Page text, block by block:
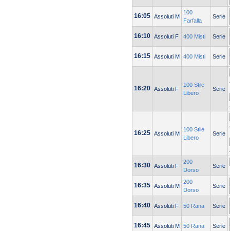
16:05 Assoluti M
100
Farfalla
Serie
16:10 Assoluti F 400 Misti Serie
16:15 Assoluti M 400 Misti Serie
16:20 Assoluti F
100 Stile
Libero
Serie
16:25 Assoluti M
100 Stile
Libero
Serie
16:30 Assoluti F
200
Dorso
Serie
16:35 Assoluti M
200
Dorso
Serie
16:40 Assoluti F 50 Rana Serie
16:45 Assoluti M 50 Rana Serie